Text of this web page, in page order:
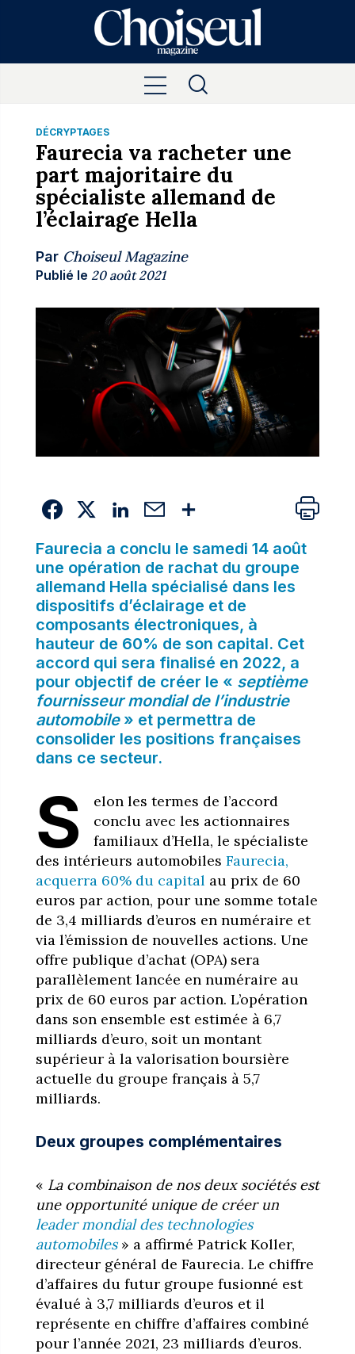
DÉCRYPTAGES
Faurecia va racheter une
part majoritaire du
spécialiste allemand de
l’éclairage Hella
Par Choiseul Magazine
Publié le 20 août 2021
Faurecia a conclu le samedi 14 août
une opération de rachat du groupe
allemand Hella spécialisé dans les
dispositifs d’éclairage et de
composants électroniques, à
hauteur de 60% de son capital. Cet
accord qui sera finalisé en 2022, a
pour objectif de créer le « septième
fournisseur mondial de l’industrie
automobile» et permettra de
consolider les positions françaises
dans ce secteur.
S
elon les termes de l’accord
conclu avec les actionnaires
familiaux d’Hella, le spécialiste
des intérieurs automobiles Faurecia,
acquerra 60% du capital au prix de 60
euros par action, pour une somme totale
de 3,4 milliards d’euros en numéraire et
via l’émission de nouvelles actions. Une
offre publique d’achat (OPA) sera
parallèlement lancée en numéraire au
prix de 60 euros par action. L’opération
dans son ensemble est estimée à 6,7
milliards d’euro, soit un montant
supérieur à la valorisation boursière
actuelle du groupe français à 5,7
milliards.
Deux groupes complémentaires
« La combinaison de nos deux sociétés est
une opportunité unique de créer un
leader mondial des technologies
automobiles» a affirmé Patrick Koller,
directeur général de Faurecia. Le chiffre
d’affaires du futur groupe fusionné est
évalué à 3,7 milliards d’euros et il
représente en chiffre d’affaires combiné
pour l’année 2021, 23 milliards d’euros.